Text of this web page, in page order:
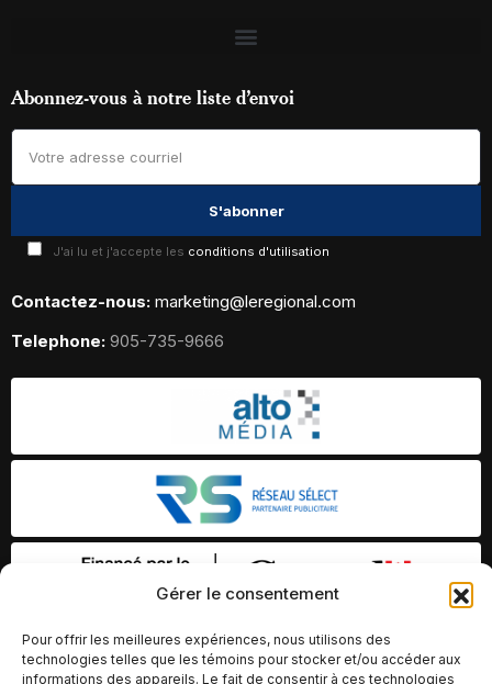
Gérer le consentement
Pour offrir les meilleures expériences, nous utilisons des
technologies telles que les témoins pour stocker et/ou accéder aux
informations des appareils. Le fait de consentir à ces technologies
Abonnez-vous à notre liste d’envoi
J'ai lu et j'accepte les conditions d'utilisation
Contactez-nous: marketing@leregional.com
Telephone: 905-735-9666